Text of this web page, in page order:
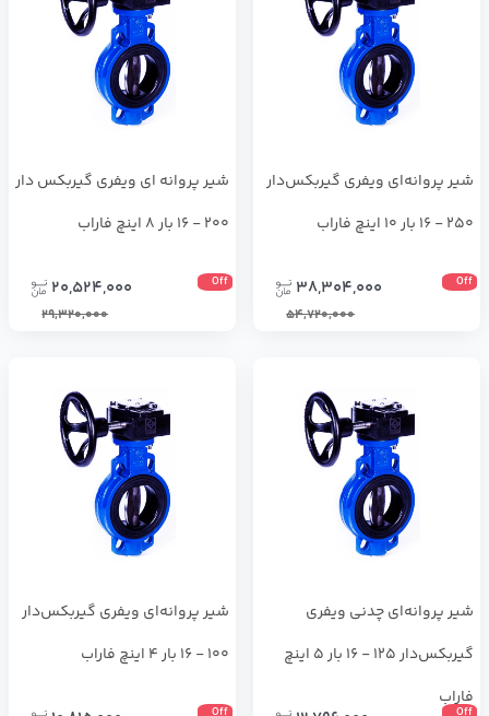
شير پروانه‌اي ويفري گيربكس‌دار
250 - 16 بار 10 اینچ فاراب
Off
38,304,000
54,720,000
شير پروانه اي ويفري گيربكس دار
200 - 16 بار 8 اینچ فاراب
Off
20,524,000
29,320,000
شير پروانه‌ای چدنی ویفری
گیربکس‌دار 125 - 16 بار 5 اینچ
فاراب
شير پروانه‌ای ویفری گیربکس‌دار
100 - 16 بار 4 اینچ فاراب